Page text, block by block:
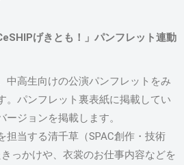
げきとも！」パンフレット連動
中高生向けの公演パンフレットをみ
。パンフレット裏表紙に掲載してい
ジョンを掲載します。
担当する清千草（SPAC創作・技術
っかけや、衣裳のお仕事内容などを